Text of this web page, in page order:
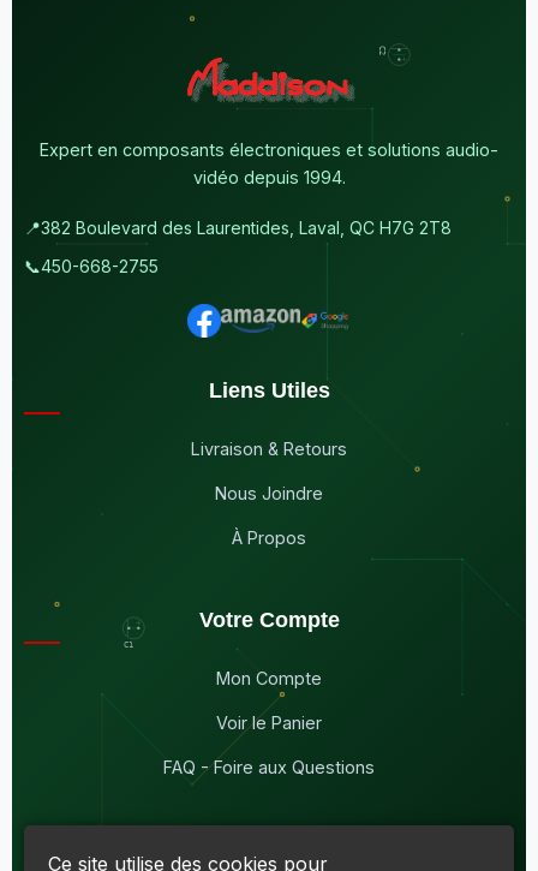
Expert en composants électroniques et solutions audio-
vidéo depuis 1994.
📍382 Boulevard des Laurentides, Laval, QC H7G 2T8
📞450-668-2755
Liens Utiles
Livraison & Retours
Nous Joindre
À Propos
Votre Compte
Mon Compte
Voir le Panier
FAQ - Foire aux Questions
Ce site utilise des cookies pour